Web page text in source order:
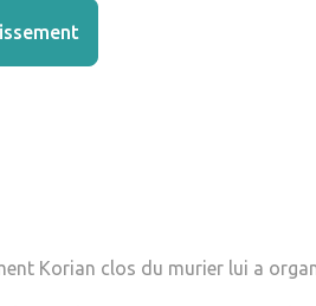
Korian clos du murier lui a